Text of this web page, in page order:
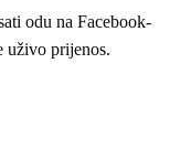
odu na Facebook-
uživo prijenos.